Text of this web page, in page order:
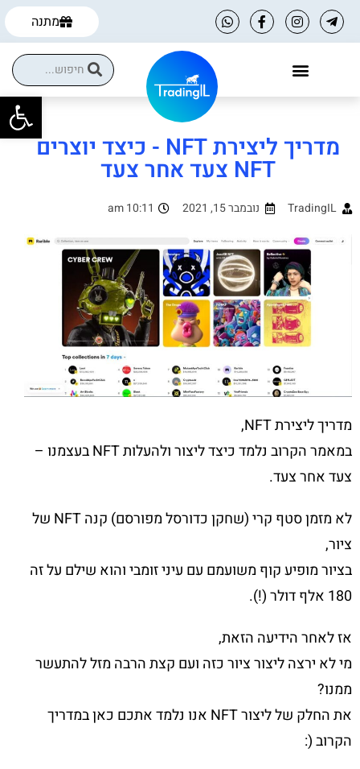
מתנה
מדריך ליצירת NFT - כיצד יוצרים
NFT צעד אחר צעד
TradingIL נובמבר 15, 2021 10:11 am
מדריך ליצירת NFT,
במאמר הקרוב נלמד כיצד ליצור ולהעלות NFT בעצמנו –
צעד אחר צעד.
לא מזמן סטף קרי (שחקן כדורסל מפורסם) קנה NFT של
ציור,
בציור מופיע קוף משועמם עם עיני זומבי והוא שילם על זה
180 אלף דולר (!).
אז לאחר הידיעה הזאת,
מי לא ירצה ליצור ציור כזה ועם קצת הרבה מזל להתעשר
ממנו?
את החלק של ליצור NFT אנו נלמד אתכם כאן במדריך
הקרוב (: